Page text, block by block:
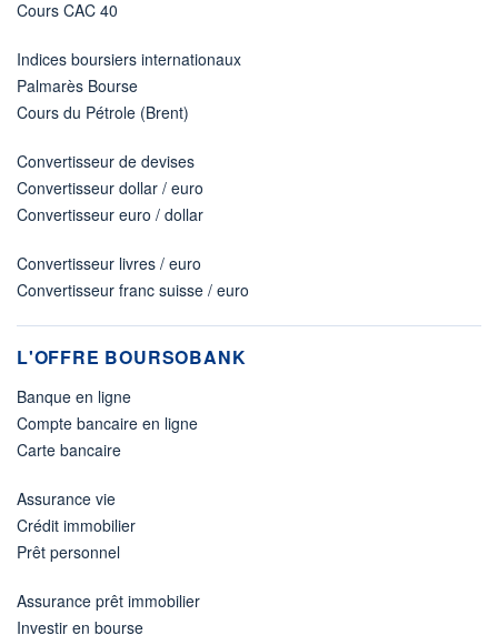
Cours CAC 40
Indices boursiers internationaux
Palmarès Bourse
Cours du Pétrole (Brent)
Convertisseur de devises
Convertisseur dollar / euro
Convertisseur euro / dollar
Convertisseur livres / euro
Convertisseur franc suisse / euro
L'OFFRE BOURSOBANK
Banque en ligne
Compte bancaire en ligne
Carte bancaire
Assurance vie
Crédit immobilier
Prêt personnel
Assurance prêt immobilier
Investir en bourse